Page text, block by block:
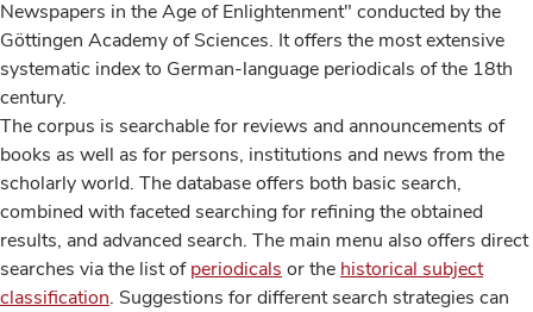
Newspapers in the Age of Enlightenment" conducted by the
Göttingen Academy of Sciences. It offers the most extensive
systematic index to German-language periodicals of the 18th
century.
The corpus is searchable for reviews and announcements of
books as well as for persons, institutions and news from the
scholarly world. The database offers both basic search,
combined with faceted searching for refining the obtained
results, and advanced search. The main menu also offers direct
searches via the list ofperiodicals or the historical subject
classification. Suggestions for different search strategies can